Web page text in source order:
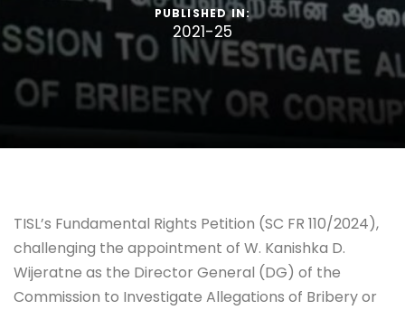
PUBLISHED IN:
2021-25
TISL’s Fundamental Rights Petition (SC FR 110/2024),
challenging the appointment of W. Kanishka D.
Wijeratne as the Director General (DG) of the
Commission to Investigate Allegations of Bribery or